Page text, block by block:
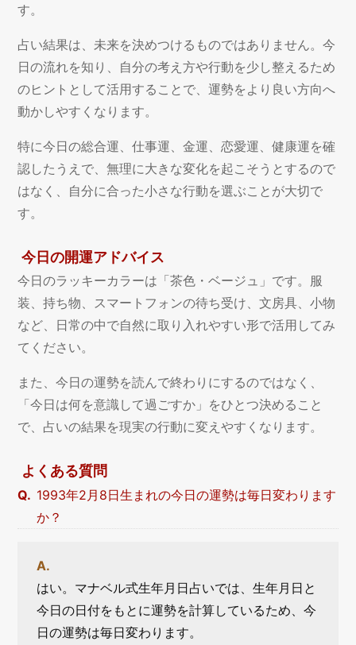
す。
占い結果は、未来を決めつけるものではありません。今
日の流れを知り、自分の考え方や行動を少し整えるため
のヒントとして活用することで、運勢をより良い方向へ
動かしやすくなります。
特に今日の総合運、仕事運、金運、恋愛運、健康運を確
認したうえで、無理に大きな変化を起こそうとするので
はなく、自分に合った小さな行動を選ぶことが大切で
す。
今日の開運アドバイス
今日のラッキーカラーは「茶色・ベージュ」です。服
装、持ち物、スマートフォンの待ち受け、文房具、小物
など、日常の中で自然に取り入れやすい形で活用してみ
てください。
また、今日の運勢を読んで終わりにするのではなく、
「今日は何を意識して過ごすか」をひとつ決めること
で、占いの結果を現実の行動に変えやすくなります。
よくある質問
1993年2月8日生まれの今日の運勢は毎日変わります
か？
はい。マナベル式生年月日占いでは、生年月日と
今日の日付をもとに運勢を計算しているため、今
日の運勢は毎日変わります。